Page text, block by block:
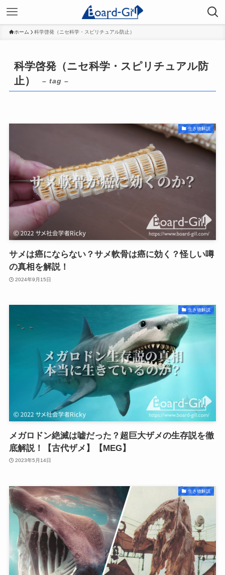
ホーム 科学啓発（ニセ科学・スピリチュアル防止）
科学啓発（ニセ科学・スピリチュアル防
止）
– tag –
生き物解説
サメは癌にならない？サメ軟骨は癌に効く？怪しい噂
の真相を解説！
2024年9月15日
生き物解説
メガロドン絶滅は嘘だった？超巨大ザメの生存説を徹
底解説！【古代ザメ】【MEG】
2023年5月14日
生き物解説